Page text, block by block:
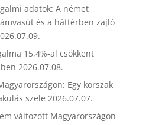
adatok: A német
és a háttérben zajló
15,4%-al csökkent
2026.07.08.
Egy korszak
szele 2026.07.07.
változott Magyarországon